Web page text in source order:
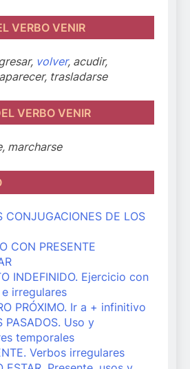
VERBO VENIR
volver, acudir,
trasladarse
VERBO VENIR
marcharse
CONJUGACIONES DE LOS
CON PRESENTE
INDEFINIDO. Ejercicio con
irregulares
PRÓXIMO. Ir a + infinitivo
PASADOS. Uso y
temporales
Verbos irregulares